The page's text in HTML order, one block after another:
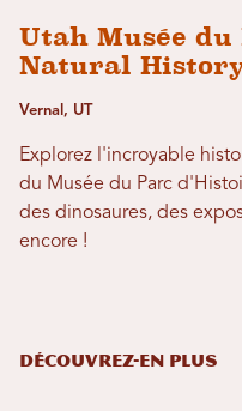
Utah Musée
Natural
Vernal, UT
Explorez l'incroyable
du Musée du Parc
des dinosaures, des
encore !
DÉCOUVREZ-EN PLUS